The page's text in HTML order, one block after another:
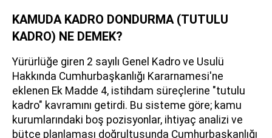
KAMUDA KADRO DONDURMA (TUTULU
KADRO) NE DEMEK?
Yürürlüğe giren 2 sayılı Genel Kadro ve Usulü
Hakkında Cumhurbaşkanlığı Kararnamesi'ne
eklenen Ek Madde 4, istihdam süreçlerine "tutulu
kadro" kavramını getirdi. Bu sisteme göre; kamu
kurumlarındaki boş pozisyonlar, ihtiyaç analizi ve
bütçe planlaması doğrultusunda Cumhurbaşkanlığı